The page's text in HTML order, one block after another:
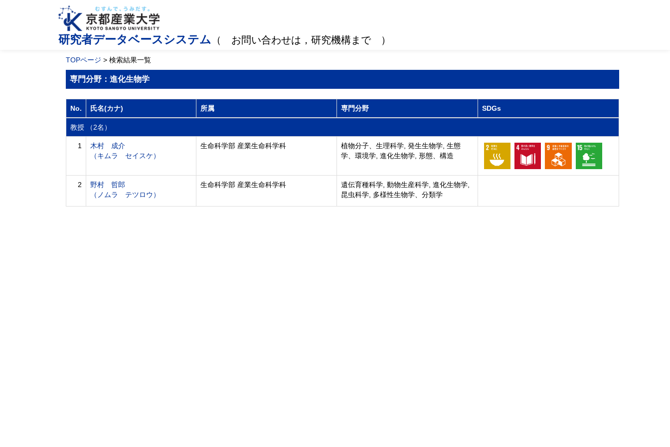
研究者データベースシステム （ お問い合わせは，研究機構まで ）
TOPページ > 検索結果一覧
専門分野：進化生物学
No. 氏名(カナ) 所属 専門分野 SDGs
教授 （2名）
1
木村 成介
（キムラ セイスケ）
生命科学部 産業生命科学科
植物分子、生理科学, 発生生物学, 生態
学、環境学, 進化生物学, 形態、構造
2
野村 哲郎
（ノムラ テツロウ）
生命科学部 産業生命科学科
遺伝育種科学, 動物生産科学, 進化生物学,
昆虫科学, 多様性生物学、分類学